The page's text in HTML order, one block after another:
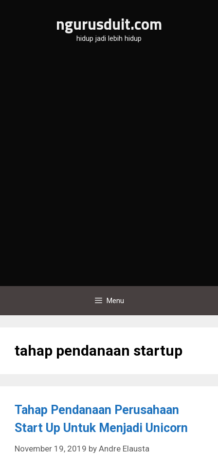
ngurusduit.com
hidup jadi lebih hidup
Menu
tahap pendanaan startup
Tahap Pendanaan Perusahaan
Start Up Untuk Menjadi Unicorn
November 19, 2019 by Andre Elausta